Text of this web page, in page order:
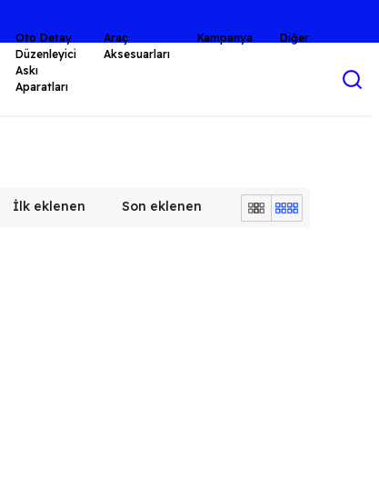
Oto Detay
Düzenleyici
Askı
Aparatları
Araç
Aksesuarları
Kampanya Diğer
İlk eklenen Son eklenen